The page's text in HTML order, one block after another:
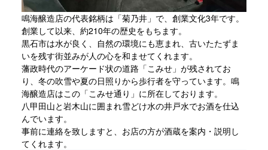
鳴海醸造店の代表銘柄は「菊乃井」で、創業文化3年です。
創業して以来、約210年の歴史をもちます。
黒石市は水が良く、自然の環境にも恵まれ、古いたたずま
いを残す街並みが人の心を和ませてくれます。
藩政時代のアーケード状の道路「こみせ」が残されてお
り、冬の吹雪や夏の日照りから歩行者を守っています。鳴
海醸造店はこの「こみせ通り」に所在しております。
八甲田山と岩木山に囲まれ雪どけ水の井戸水でお酒を仕込
んでいます。
事前に連絡を致しますと、お店の方が酒蔵を案内・説明し
てくれます。